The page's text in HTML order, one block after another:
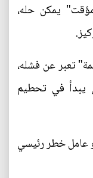
يمكن حله،
تعبر عن فشله،
يبدأ في تحطيم
عامل خطر رئيسي